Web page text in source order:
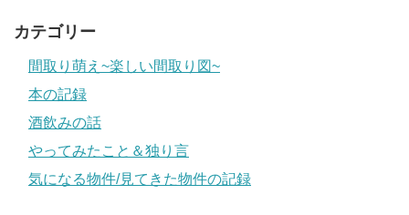
カテゴリー
間取り萌え~楽しい間取り図~
本の記録
酒飲みの話
やってみたこと＆独り言
気になる物件/見てきた物件の記録